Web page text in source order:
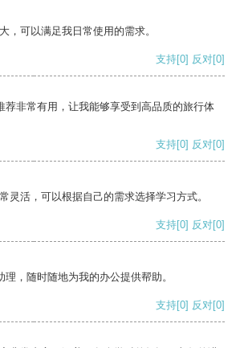
，可以满足我日常使用的需求。
支持[0] 反对[0]
荐非常有用，让我能够享受到高品质的旅行体
支持[0] 反对[0]
灵活，可以根据自己的需求选择学习方式。
支持[0] 反对[0]
，随时随地为我的办公提供帮助。
支持[0] 反对[0]